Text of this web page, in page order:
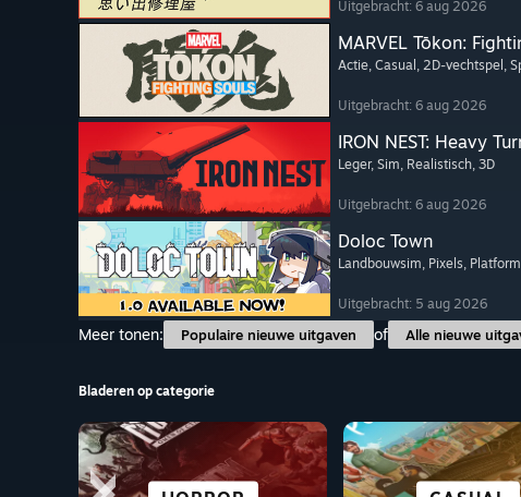
Uitgebracht: 6 aug 2026
MARVEL Tōkon:
Actie, Casual , 2D-vechtspel ,
Uitgebracht: 6 aug 2026
IRON NEST: Heavy
Leger, Sim, Realistisch, 3D
Uitgebracht: 6 aug 2026
Doloc Town
Landbouwsim, Pixels,
Uitgebracht: 5 aug 2026
Meer tonen:
Populaire nieuwe uitgaven of Alle nieuwe
Bladeren op categorie
SCIFI EN